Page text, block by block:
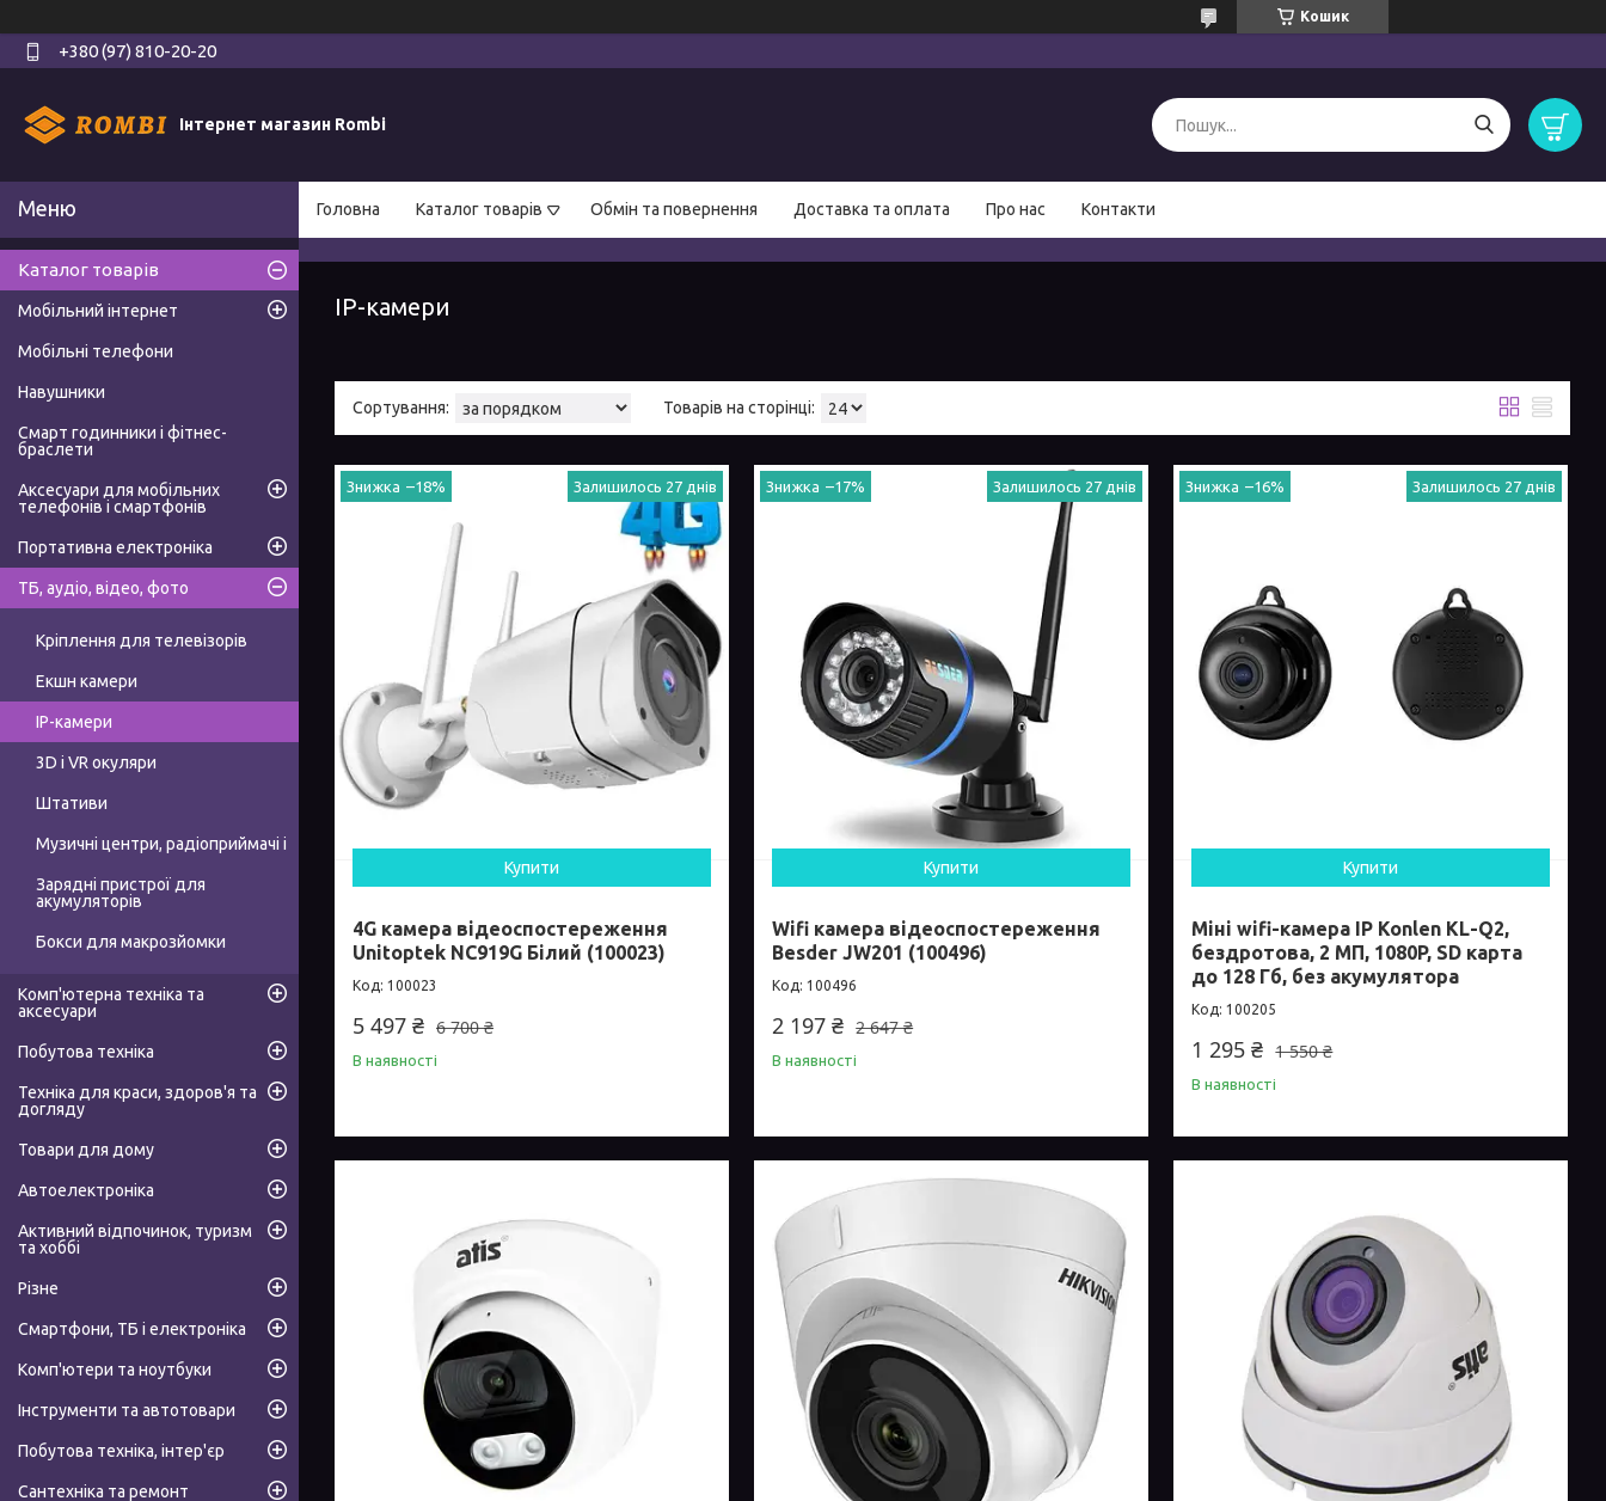
Кошик
+380 (97) 810-20-20
Інтернет магазин Rombi
Головна Каталог товарів Обмін та повернення Доставка та оплата Про нас Контакти
IP-камери
–18% Залишилось 27 днів
Купити
4G камера відеоспостереження
Unitoptek NC919G Білий (100023)
100023
6 700 ₴
5 497 ₴
В наявності
–17% Залишилось 27 днів
Купити
Wifi камера відеоспостереження
Besder JW201 (100496)
100496
2 647 ₴
2 197 ₴
В наявності
–16% Залишилось 27 днів
Купити
Міні wifi-камера IP Konlen KL-Q2,
бездротова, 2 МП, 1080P, SD карта
до 128 Гб, без акумулятора
100205
1 550 ₴
1 295 ₴
В наявності
Каталог товарів
Мобільний інтернет
Мобільні телефони
Навушники
Смарт годинники і фітнес-
браслети
Аксесуари для мобільних
телефонів і смартфонів
Портативна електроніка
ТБ, аудіо, відео, фото
Кріплення для телевізорів
Екшн камери
IP-камери
3D і VR окуляри
Штативи
Музичні центри, радіоприймачі і
Зарядні пристрої для
акумуляторів
Бокси для макрозйомки
Комп'ютерна техніка та
аксесуари
Побутова техніка
Техніка для краси, здоров'я та
догляду
Товари для дому
Автоелектроніка
Активний відпочинок, туризм
та хоббі
Різне
Смартфони, ТБ і електроніка
Комп'ютери та ноутбуки
Інструменти та автотовари
Побутова техніка, інтер'єр
Сантехніка та ремонт